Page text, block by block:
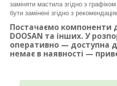
заміняти мастила згідно з
бути замінені згідно з
Постачаємо компоненти
DOOSAN та інших. У
оперативно — доступна
немає в наявності —